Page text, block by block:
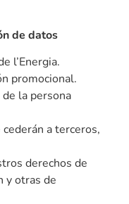
de datos
l’Energia.
promocional.
la persona
a terceros,
derechos de
y otras de